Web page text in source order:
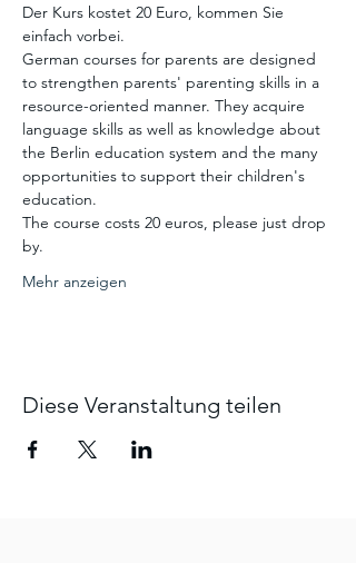
Der Kurs kostet 20 Euro, kommen Sie
einfach vorbei.
German courses for parents are designed
to strengthen parents' parenting skills in a
resource-oriented manner. They acquire
language skills as well as knowledge about
the Berlin education system and the many
opportunities to support their children's
education.
The course costs 20 euros, please just drop
by.
Mehr anzeigen
Diese Veranstaltung teilen